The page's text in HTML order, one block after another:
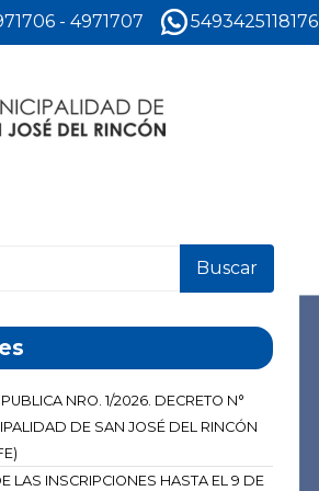
- 4971707 5493425118176
Buscar
NRO. 1/2026. DECRETO N°
DE SAN JOSÉ DEL RINCÓN
LAS INSCRIPCIONES HASTA EL 9 DE